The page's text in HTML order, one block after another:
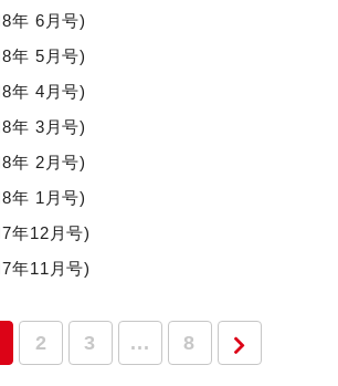
年 6月号)
年 5月号)
年 4月号)
年 3月号)
年 2月号)
年 1月号)
年12月号)
年11月号)
2 3 ... 8